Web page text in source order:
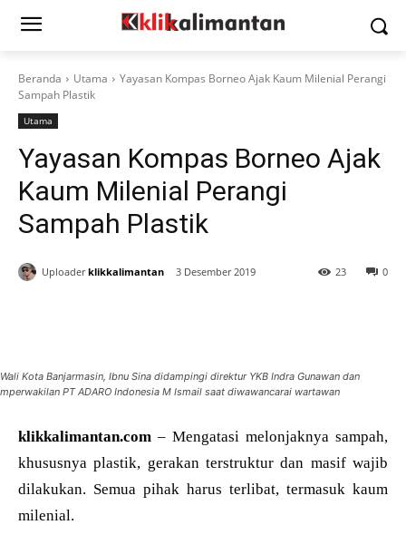
Beranda Utama
Yayasan Kompas Borneo Ajak Kaum Milenial Perangi
Sampah Plastik
Utama
Yayasan Kompas Borneo Ajak
Kaum Milenial Perangi
Sampah Plastik
Uploader klikkalimantan 3 Desember 2019 0
23
Wali Kota Banjarmasin, Ibnu Sina didampingi direktur YKB Indra Gunawan dan
mperwakilan PT ADARO Indonesia M Ismail saat diwawancarai wartawan
klikkalimantan.com – Mengatasi melonjaknya sampah,
khususnya plastik, gerakan terstruktur dan masif wajib
dilakukan. Semua pihak harus terlibat, termasuk kaum
milenial.